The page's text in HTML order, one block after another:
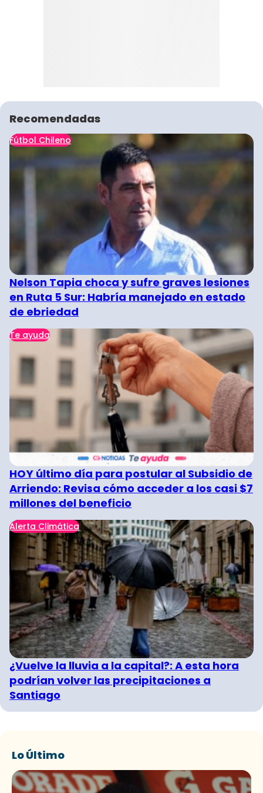
Recomendadas
Fútbol Chileno
Nelson Tapia choca y sufre graves lesiones
en Ruta 5 Sur: Habría manejado en estado
de ebriedad
Te ayuda
HOY último día para postular al Subsidio de
Arriendo: Revisa cómo acceder a los casi $7
millones del beneficio
Alerta Climática
¿Vuelve la lluvia a la capital?: A esta hora
podrían volver las precipitaciones a
Santiago
Lo Último